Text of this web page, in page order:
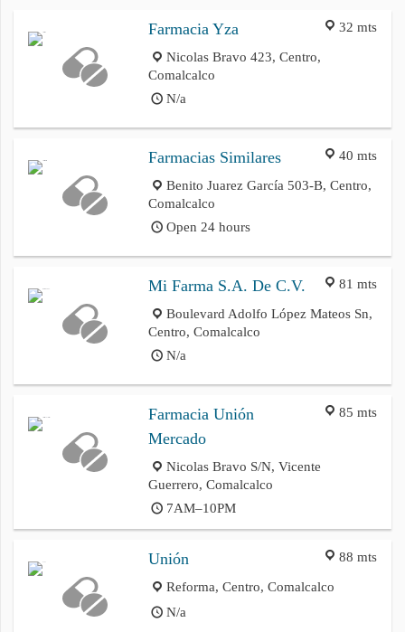
32 mts
Farmacia Yza
Nicolas Bravo 423, Centro,
Comalcalco
N/a
40 mts
Farmacias Similares
Benito Juarez García 503-B, Centro,
Comalcalco
Open 24 hours
81 mts
Mi Farma S.A. De C.V.
Boulevard Adolfo López Mateos Sn,
Centro, Comalcalco
N/a
85 mts
Farmacia Unión
Mercado
Nicolas Bravo S/N, Vicente
Guerrero, Comalcalco
7AM–10PM
88 mts
Unión
Reforma, Centro, Comalcalco
N/a